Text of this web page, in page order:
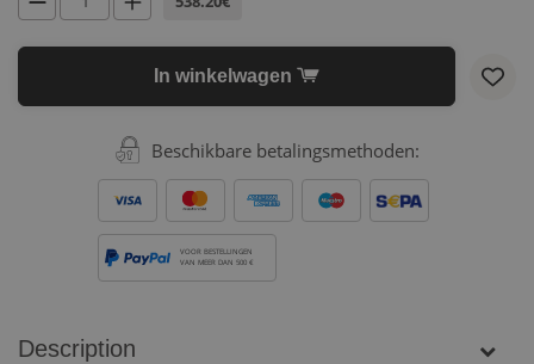
In winkelwagen
Beschikbare betalingsmethoden:
VOOR BESTELLINGEN
VAN MEER DAN 500 €
Description